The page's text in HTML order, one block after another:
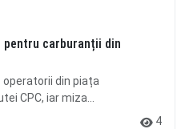
carburanții din
operatorii din piața
CPC, iar miza...
4